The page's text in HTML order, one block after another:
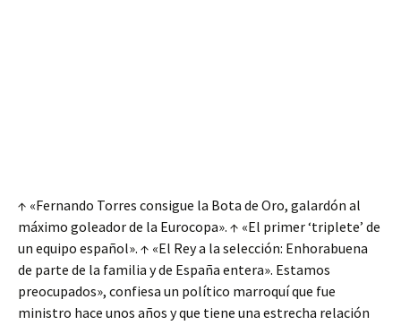
↑ «Fernando Torres consigue la Bota de Oro, galardón al
máximo goleador de la Eurocopa». ↑ «El primer ‘triplete’ de
un equipo español». ↑ «El Rey a la selección: Enhorabuena
de parte de la familia y de España entera». Estamos
preocupados», confiesa un político marroquí que fue
ministro hace unos años y que tiene una estrecha relación